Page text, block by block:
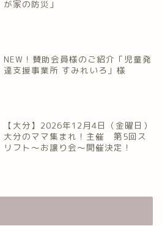
が家の防災」
NEW！賛助会員様のご紹介「児童発
達支援事業所 すみれいろ」様
【大分】2026年12月4日（金曜日）
大分のママ集まれ！主催 第5回ス
リフト〜お譲り会〜開催決定！